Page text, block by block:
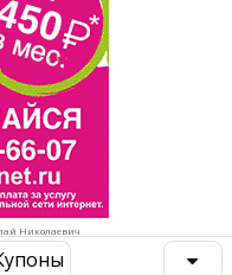
Николаевич
и финансы
Экспертиза, Страхование
организации
интересно